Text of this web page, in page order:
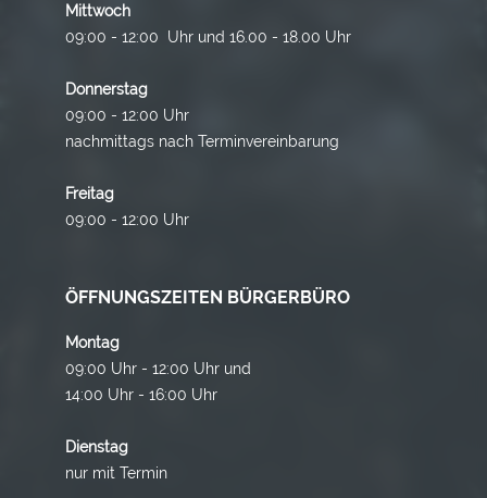
Mittwoch
09:00 - 12:00 Uhr und 16.00 - 18.00 Uhr
Donnerstag
09:00 - 12:00 Uhr
nachmittags nach Terminvereinbarung
Freitag
09:00 - 12:00 Uhr
ÖFFNUNGSZEITEN BÜRGERBÜRO
Montag
09:00 Uhr - 12:00 Uhr und
14:00 Uhr - 16:00 Uhr
Dienstag
nur mit Termin